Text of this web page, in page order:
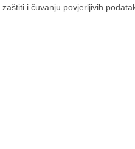
i čuvanju povjerljivih